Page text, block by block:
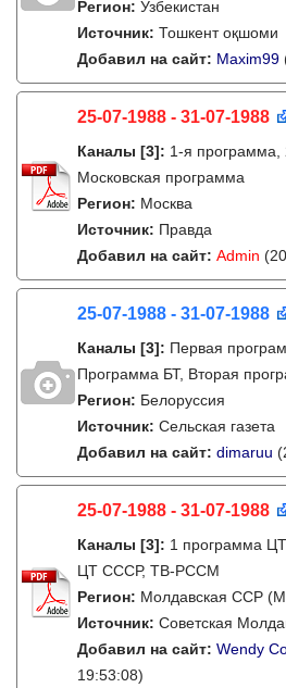
Регион: Узбекистан
Источник: Тошкент оқшоми
Добавил на сайт: Maxim99
25-07-1988 - 31-07-1988
Каналы [3]: 1-я программа,
Московская программа
Регион: Москва
Источник: Правда
Добавил на сайт: Admin
25-07-1988 - 31-07-1988
Каналы [3]: Первая
Программа БТ, Вторая
Регион: Белоруссия
Источник: Сельская газета
Добавил на сайт: dimaruu
25-07-1988 - 31-07-1988
Каналы [3]: 1 программа
ЦТ СССР, ТВ-РССМ
Регион: Молдавская ССР
Источник: Советская
Добавил на сайт: Wendy
19:53:08)